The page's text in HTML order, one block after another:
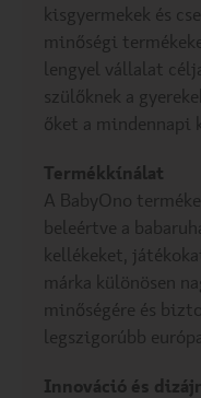
kisgyermekek és
minőségi
lengyel vállalat
szülőknek a
őket a mindennapi
Termékkínálat
A BabyOno
beleértve a
kellékeket,
márka különösen
minőségére és
legszigorúbb
Innováció és